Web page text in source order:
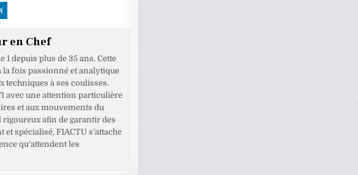
en Chef
1 depuis plus de 35 ans. Cette
la fois passionné et analytique
techniques à ses coulisses.
avec une attention particulière
et aux mouvements du
rigoureux afin de garantir des
spécialisé, F1ACTU s’attache
qu’attendent les